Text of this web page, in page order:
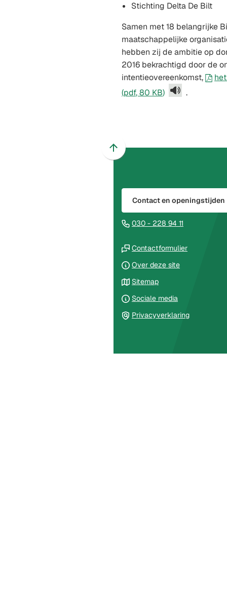
Stichting Delta De Bilt
Samen met 18 belangrijke
maatschappelijke
hebben zij de ambitie op
2016 bekrachtigd door de
intentieovereenkomst,
(pdf, 80 KB) .
Scroll
naar
van
paginainhoud
Contact en openingstijden
030 - 228 94 11
een
Contactformulier(Verwijst
Over deze site
Sitemap
Sociale media
Privacyverklaring